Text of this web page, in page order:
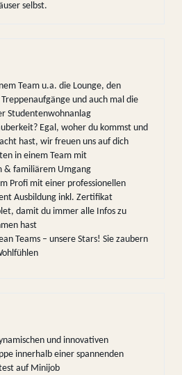
selbst.
Team u.a. die Lounge, den
und auch mal die
Studentenwohnanlag
Egal, woher du kommst und
hast, wir freuen uns auf dich
in einem Team mit
& familiärem Umgang
Profi mit einer professionellen
Ausbildung inkl. Zertifikat
damit du immer alle Infos zu
hast
Teams – unsere Stars! Sie zaubern
und innovativen
innerhalb einer spannenden
auf Minijob